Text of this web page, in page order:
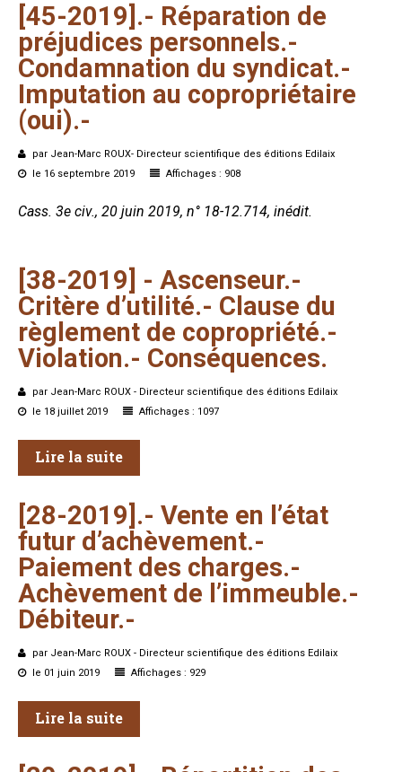
[45-2019].- Réparation de
préjudices personnels.-
Condamnation du syndicat.-
Imputation au copropriétaire
(oui).-
par Jean-Marc ROUX- Directeur scientifique des éditions Edilaix
le 16 septembre 2019
Affichages : 908
Cass. 3e civ., 20 juin 2019, n° 18-12.714, inédit.
[38-2019] - Ascenseur.-
Critère d’utilité.- Clause du
règlement de copropriété.-
Violation.- Conséquences.
par Jean-Marc ROUX - Directeur scientifique des éditions Edilaix
le 18 juillet 2019
Affichages : 1097
Lire la suite
[28-2019].- Vente en l’état
futur d’achèvement.-
Paiement des charges.-
Achèvement de l’immeuble.-
Débiteur.-
par Jean-Marc ROUX - Directeur scientifique des éditions Edilaix
le 01 juin 2019
Affichages : 929
Lire la suite